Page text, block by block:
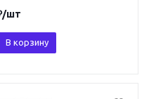
/шт
В корзину